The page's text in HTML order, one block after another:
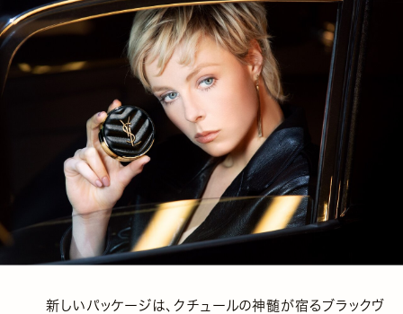
新しいパッケージは、クチュールの神髄が宿るブラックヴ